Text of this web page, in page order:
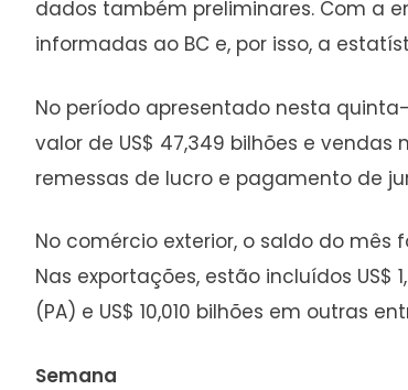
dados também preliminares. Com a
informadas ao BC e, por isso, a
No período apresentado nesta
valor de US$ 47,349 bilhões e
remessas de lucro e pagamento de
No comércio exterior, o saldo do mês
Nas exportações, estão incluídos
(PA) e US$ 10,010 bilhões em outras
Semana